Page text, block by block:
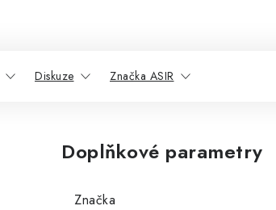
Diskuze Značka ASIR
Doplňkové parametry
Značka